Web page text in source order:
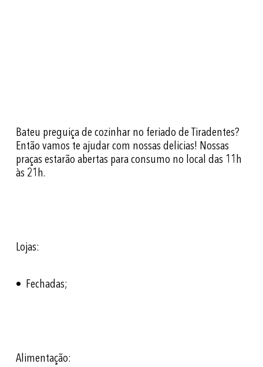
Bateu preguiça de cozinhar no feriado de Tiradentes?
Então vamos te ajudar com nossas delicias! Nossas
praças estarão abertas para consumo no local das 11h
às 21h.
Lojas:
• Fechadas;
Alimentação: